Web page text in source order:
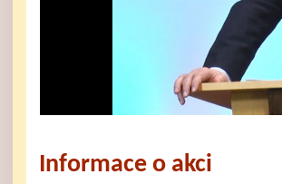
Informace o akci